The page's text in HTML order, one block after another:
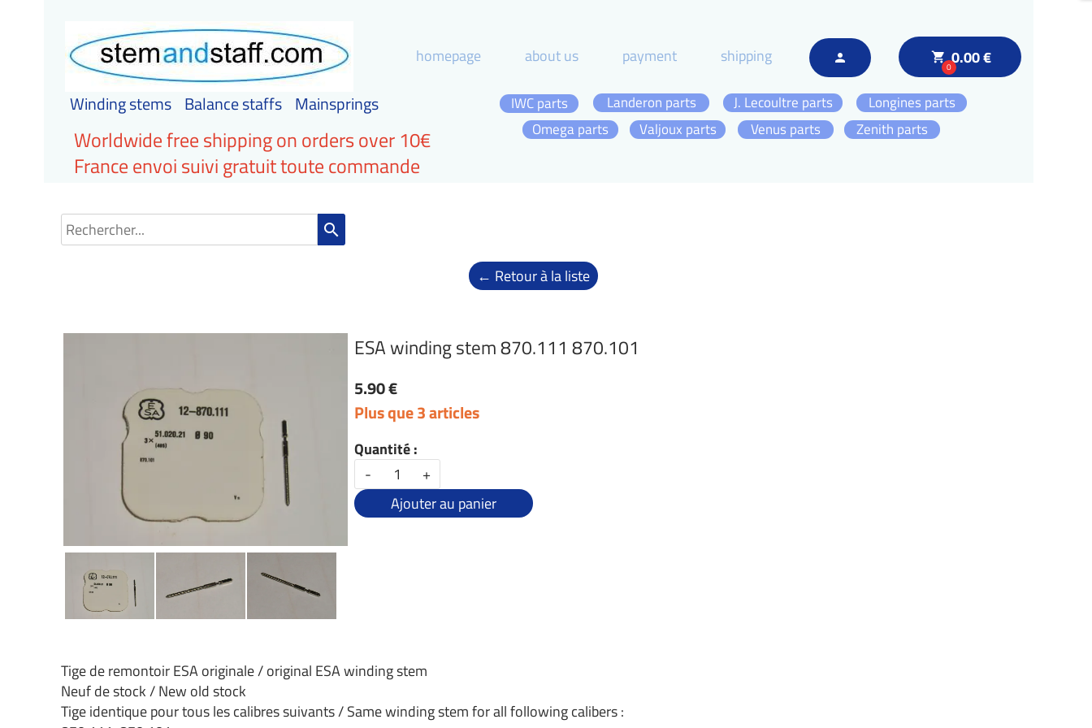
local_grocery_store
00.00 €
person
homepage about us payment shipping
Winding stems Balance staffs Mainsprings
Omega parts Zenith parts
Longines parts
J. Lecoultre parts
IWC parts
Landeron parts
Valjoux parts
Venus parts
Worldwide free shipping on orders over 10€
France envoi suivi gratuit toute commande
search
← Retour à la liste
ESA winding stem 870.111 870.101
5.90 €
Plus que 3 articles
Quantité :
-
+
Ajouter au panier
Tige de remontoir ESA originale / original ESA winding stem
Neuf de stock / New old stock
Tige identique pour tous les calibres suivants / Same winding stem for all following calibers :